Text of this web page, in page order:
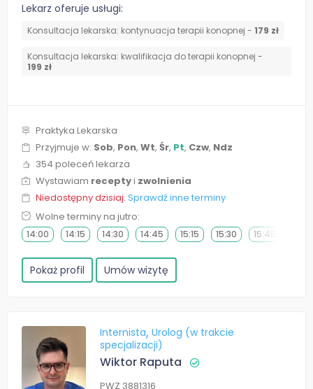
Lekarz oferuje usługi:
Konsultacja lekarska: kontynuacja terapii konopnej - 179 zł
Konsultacja lekarska: kwalifikacja do terapii konopnej -
199 zł
Praktyka Lekarska
Przyjmuje w: Sob, Pon, Wt, Śr, Pt, Czw, Ndz
354 poleceń lekarza
Wystawiam receptyi zwolnienia
Niedostępny dzisiaj. Sprawdź inne terminy
Wolne terminy na jutro:
14:00 14:15 14:30 14:45 15:15 15:30 15:45
Pokaż profil Umów wizytę
Internista Urolog (w trakcie
specjalizacji)
Wiktor Raputa
PWZ 3881316